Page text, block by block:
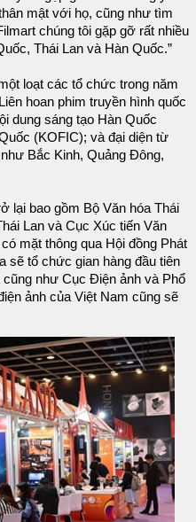
mật với họ, cũng như tìm
chúng tôi gặp gỡ rất nhiều
Thái Lan và Hàn Quốc.”
loạt các tổ chức trong năm
hoan phim truyền hình quốc
dung sáng tạo Hàn Quốc
(KOFIC); và đại diện từ
Bắc Kinh, Quảng Đông,
lại bao gồm Bộ Văn hóa Thái
Lan và Cục Xúc tiến Văn
mặt thông qua Hội đồng Phát
sẽ tổ chức gian hàng đầu tiên
cũng như Cục Điện ảnh và Phổ
ảnh của Việt Nam cũng sẽ